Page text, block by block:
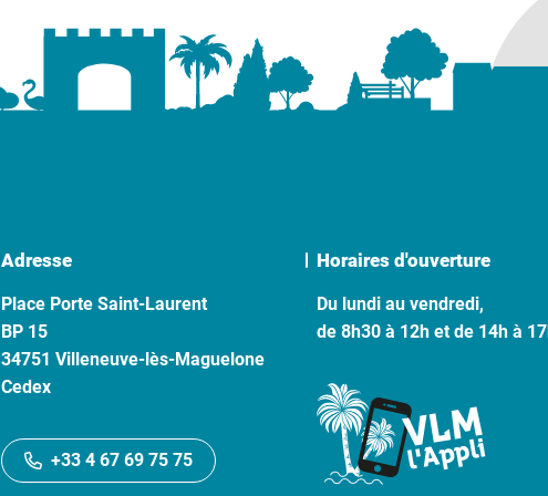
Adresse
Place Porte Saint-Laurent
BP 15
34751 Villeneuve-lès-Maguelone
Cedex
+33 4 67 69 75 75
Horaires d'ouverture
Du lundi au vendredi,
de 8h30 à 12h et de 14h à